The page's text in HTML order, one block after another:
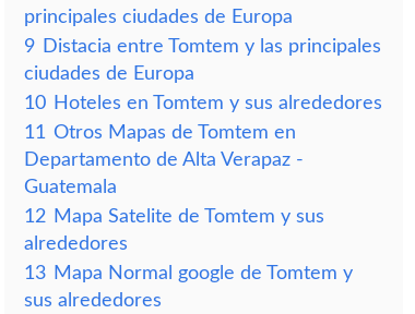
principales ciudades de Europa
9 Distacia entre Tomtem y las principales
ciudades de Europa
10 Hoteles en Tomtem y sus alrededores
11 Otros Mapas de Tomtem en
Departamento de Alta Verapaz -
Guatemala
12 Mapa Satelite de Tomtem y sus
alrededores
13 Mapa Normal google de Tomtem y
sus alrededores